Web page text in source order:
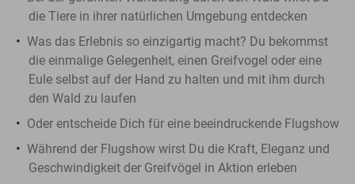
die Tiere in ihrer natürlichen Umgebung entdecken
Was das Erlebnis so einzigartig macht? Du bekommst
die einmalige Gelegenheit, einen Greifvogel oder eine
Eule selbst auf der Hand zu halten und mit ihm durch
den Wald zu laufen
Oder entscheide Dich für eine beeindruckende Flugshow
Während der Flugshow wirst Du die Kraft, Eleganz und
Geschwindigkeit der Greifvögel in Aktion erleben